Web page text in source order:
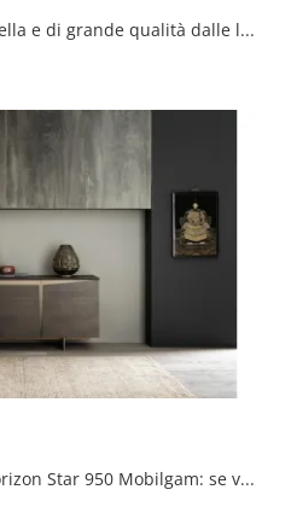
Cerchi una nuova madia bella e di grande qualità dalle linee moderne? Ti offriamo il modello Horizon Star 952 di Mobilgam, realizzato in laccato ...
Clicca e scopri la madia Horizon Star 950 Mobilgam: se vuoi mobili in legno per stanze moderne, questa è il miglior acquisto per te!